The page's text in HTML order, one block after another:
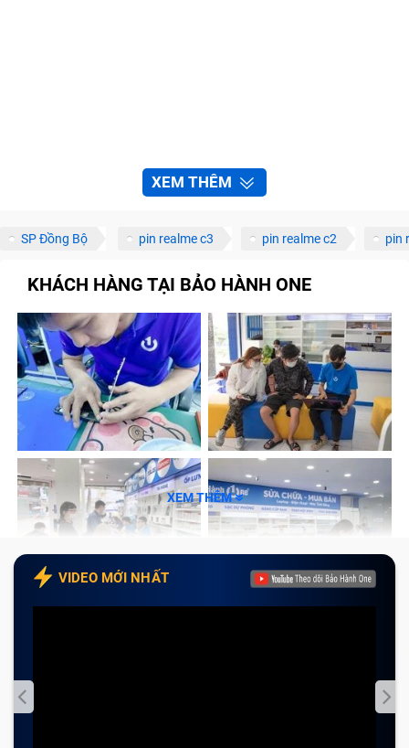
XEM THÊM
SP Đồng Bộ pin realme c3 pin realme c2 pin
KHÁCH HÀNG TẠI BẢO HÀNH ONE
XEM THÊM
VIDEO MỚI NHẤT